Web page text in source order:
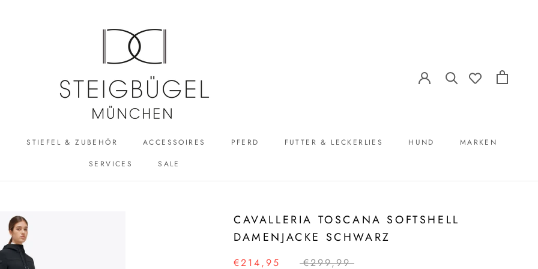
STIEFEL & ZUBEHÖR ACCESSOIRES PFERD FUTTER & LECKERLIES HUND MARKEN
SERVICES
SALE
CAVALLERIA TOSCANA SOFTSHELL
DAMENJACKE SCHWARZ
€214,95 €299,99